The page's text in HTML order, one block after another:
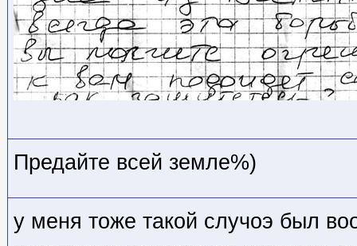
Предайте всей земле%)
у меня тоже такой случоэ был